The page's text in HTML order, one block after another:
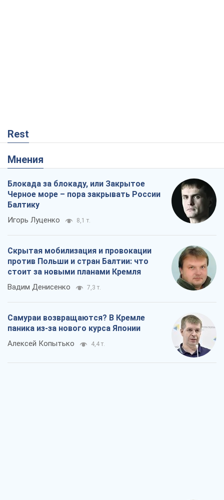
Rest
Мнения
Блокада за блокаду, или Закрытое
Черное море – пора закрывать России
Балтику
Игорь Луценко 8,1 т.
Скрытая мобилизация и провокации
против Польши и стран Балтии: что
стоит за новыми планами Кремля
Вадим Денисенко 7,3 т.
Самураи возвращаются? В Кремле
паника из-за нового курса Японии
Алексей Копытько 4,4 т.